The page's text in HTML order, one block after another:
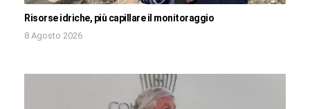
Risorse idriche, più capillare il monitoraggio
8 Agosto 2026